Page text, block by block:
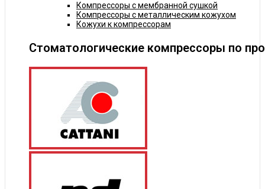
Компрессоры с мембранной сушкой
Компрессоры с металлическим кожухом
Кожухи к компрессорам
Стоматологические компрессоры по